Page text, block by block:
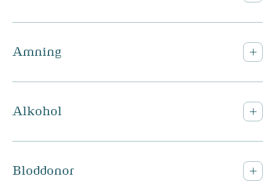
Amning
Alkohol
Bloddonor